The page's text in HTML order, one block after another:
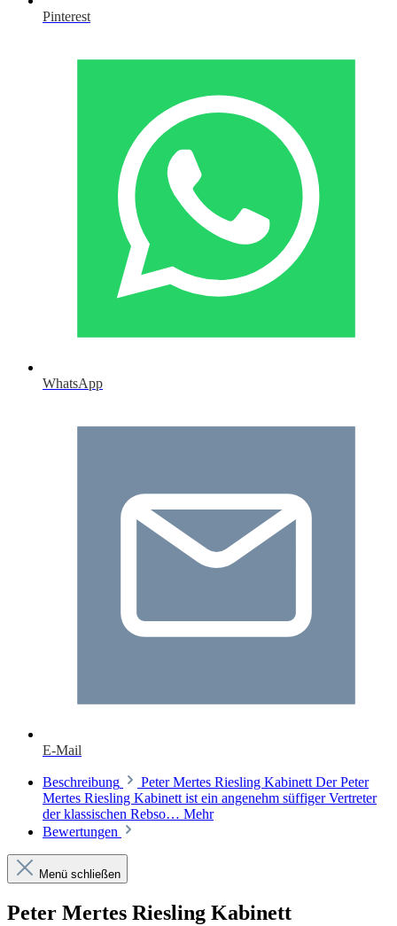
Pinterest
WhatsApp
E-Mail
Beschreibung
Peter Mertes Riesling Kabinett Der Peter
Mertes Riesling Kabinett ist ein angenehm süffiger Vertreter
der klassischen Rebso… Mehr
Bewertungen
Menü schließen
Peter Mertes Riesling Kabinett